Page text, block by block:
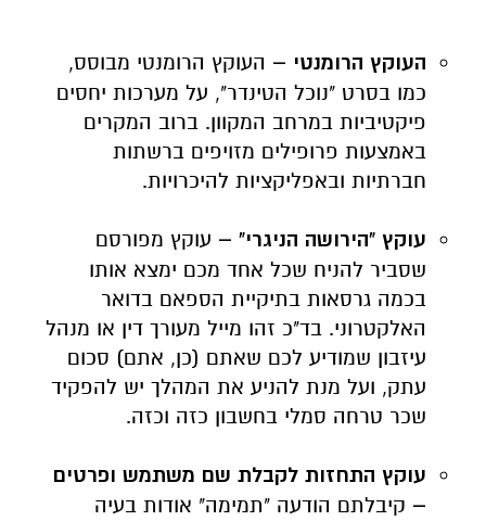
העוקץ הרומנטי – העוקץ הרומנטי מבוסס,
כמו בסרט "נוכל הטינדר", על מערכות יחסים
פיקטיביות במרחב המקוון. ברוב המקרים
באמצעות פרופילים מזויפים ברשתות
חברתיות ובאפליקציות להיכרויות.
עוקץ "הירושה הניגרי" – עוקץ מפורסם
שסביר להניח שכל אחד מכם ימצא אותו
בכמה גרסאות בתיקיית הספאם בדואר
האלקטרוני. בד"כ זהו מייל מעורך דין או מנהל
עיזבון שמודיע לכם שאתם (כן, אתם) סכום
עתק, ועל מנת להניע את המהלך יש להפקיד
שכר טרחה סמלי בחשבון כזה וכזה.
עוקץ התחזות לקבלת שם משתמש ופרטים
– קיבלתם הודעה "תמימה" אודות בעיה